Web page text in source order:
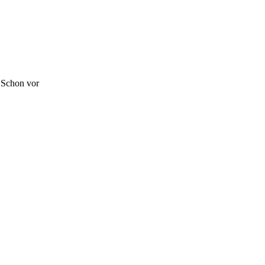
vor